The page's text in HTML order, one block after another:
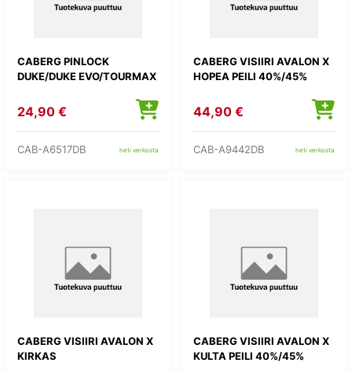
CABERG PINLOCK
DUKE/DUKE EVO/TOURMAX
24,90 €
CAB-A6517DB heti verkosta
CABERG VISIIRI AVALON X
HOPEA PEILI 40%/45%
44,90 €
CAB-A9442DB heti verkosta
CABERG VISIIRI AVALON X
KIRKAS
CABERG VISIIRI AVALON X
KULTA PEILI 40%/45%